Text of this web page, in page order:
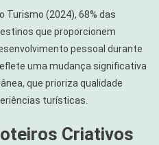
Turismo (2024), 68% das
que proporcionem
pessoal durante
uma mudança significativa
que prioriza qualidade
turísticas.
Criativos